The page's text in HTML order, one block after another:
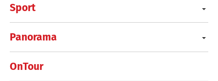
Sport
Panorama
OnTour